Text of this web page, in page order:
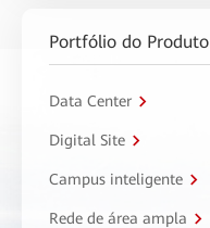
Portfólio do Produto
Data Center
Digital Site
Campus inteligente
Rede de área ampla